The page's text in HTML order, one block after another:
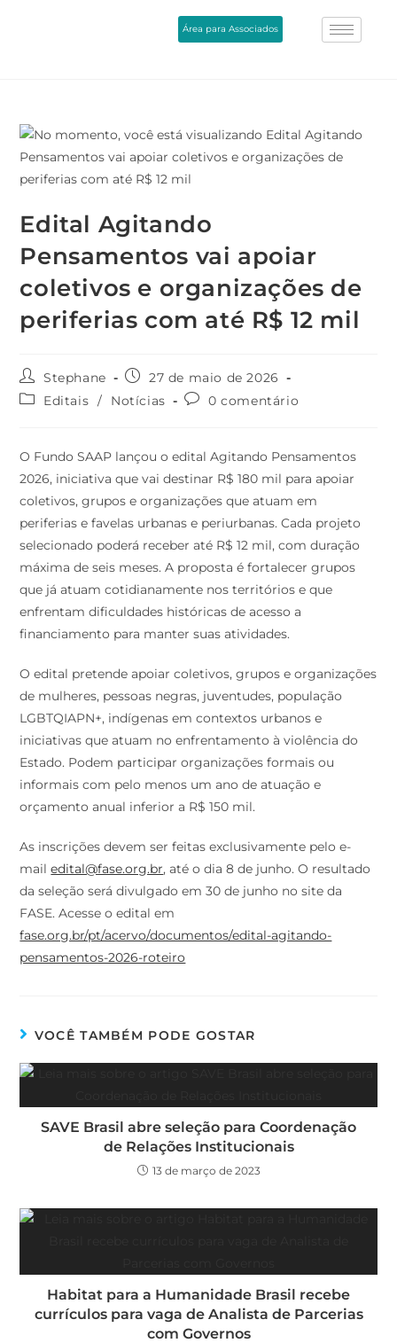
Área para Associados
Edital Agitando
Pensamentos vai apoiar
coletivos e organizações de
periferias com até R$ 12 mil
Stephane
27 de maio de 2026
Editais / Notícias 0 comentário
O Fundo SAAP lançou o edital Agitando Pensamentos
2026, iniciativa que vai destinar R$ 180 mil para apoiar
coletivos, grupos e organizações que atuam em
periferias e favelas urbanas e periurbanas. Cada projeto
selecionado poderá receber até R$ 12 mil, com duração
máxima de seis meses. A proposta é fortalecer grupos
que já atuam cotidianamente nos territórios e que
enfrentam dificuldades históricas de acesso a
financiamento para manter suas atividades.
O edital pretende apoiar coletivos, grupos e organizações
de mulheres, pessoas negras, juventudes, população
LGBTQIAPN+, indígenas em contextos urbanos e
iniciativas que atuam no enfrentamento à violência do
Estado. Podem participar organizações formais ou
informais com pelo menos um ano de atuação e
orçamento anual inferior a R$ 150 mil.
As inscrições devem ser feitas exclusivamente pelo e-
mailedital@fase.org.br, até o dia 8 de junho. O resultado
da seleção será divulgado em 30 de junho no site da
FASE. Acesse o edital em
fase.org.br/pt/acervo/documentos/edital-agitando-
pensamentos-2026-roteiro
VOCÊ TAMBÉM PODE GOSTAR
SAVE Brasil abre seleção para Coordenação
de Relações Institucionais
13 de março de 2023
Habitat para a Humanidade Brasil recebe
currículos para vaga de Analista de Parcerias
com Governos